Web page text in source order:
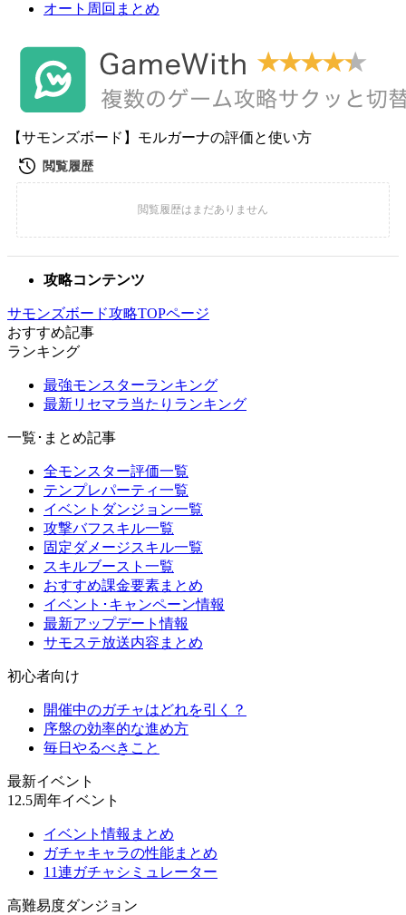
オート周回まとめ
【サモンズボード】モルガーナの評価と使い方
攻略コンテンツ
サモンズボード攻略TOPページ
おすすめ記事
ランキング
最強モンスターランキング
最新リセマラ当たりランキング
一覧･まとめ記事
全モンスター評価一覧
テンプレパーティ一覧
イベントダンジョン一覧
攻撃バフスキル一覧
固定ダメージスキル一覧
スキルブースト一覧
おすすめ課金要素まとめ
イベント･キャンペーン情報
最新アップデート情報
サモステ放送内容まとめ
初心者向け
開催中のガチャはどれを引く？
序盤の効率的な進め方
毎日やるべきこと
最新イベント
12.5周年イベント
イベント情報まとめ
ガチャキャラの性能まとめ
11連ガチャシミュレーター
高難易度ダンジョン